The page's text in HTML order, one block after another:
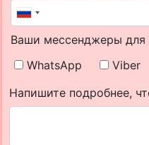
Ваши мессенджеры для
WhatsApp
Viber
Напишите подробнее,